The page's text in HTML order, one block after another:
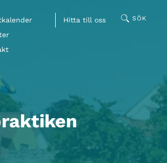
Hitta till oss SÖK
LinkedIn
Mail